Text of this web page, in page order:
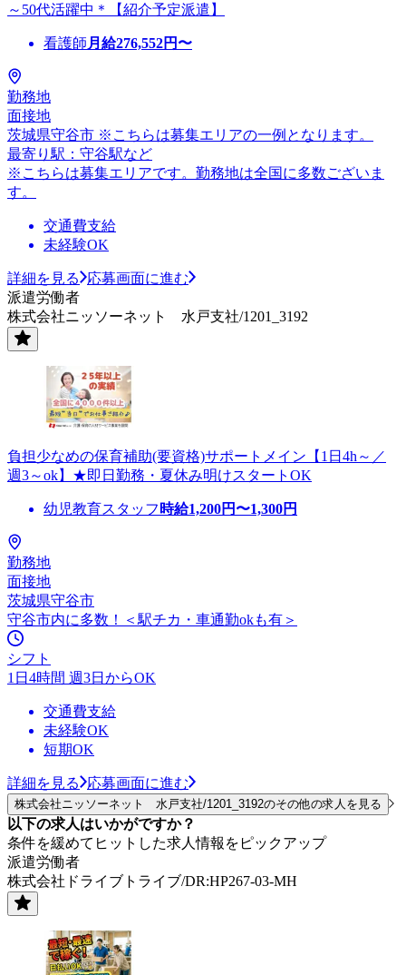
～50代活躍中＊【紹介予定派遣】
看護師 月給276,552円〜
勤務地
面接地
茨城県守谷市 ※こちらは募集エリアの一例となります。
最寄り駅：守谷駅など
※こちらは募集エリアです。勤務地は全国に多数ございま
す。
交通費支給
未経験OK
詳細を見る
応募画面に進む
派遣労働者
株式会社ニッソーネット 水戸支社/1201_3192
負担少なめの保育補助(要資格)サポートメイン【1日4h～／
週3～ok】★即日勤務・夏休み明けスタートOK
幼児教育スタッフ 時給1,200円〜1,300円
勤務地
面接地
茨城県守谷市
守谷市内に多数！＜駅チカ・車通勤okも有＞
シフト
1日4時間 週3日からOK
交通費支給
未経験OK
短期OK
詳細を見る 応募画面に進む
株式会社ニッソーネット 水戸支社/1201_3192のその他の求人を見る
以下の求人はいかがですか？
条件を緩めてヒットした求人情報をピックアップ
派遣労働者
株式会社ドライブトライブ/DR:HP267-03-MH